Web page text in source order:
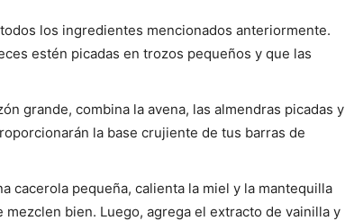
los ingredientes mencionados anteriormente.
estén picadas en trozos pequeños y que las
grande, combina la avena, las almendras picadas y
la base crujiente de tus barras de
cacerola pequeña, calienta la miel y la mantequilla
bien. Luego, agrega el extracto de vainilla y